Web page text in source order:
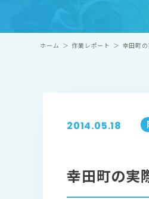
ホーム ＞ 作業レポート ＞ 幸田町
2014.05.18
幸田町の実